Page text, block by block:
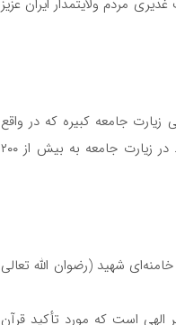
جامعه کبیره که در واقع
دوره امام شناسی است، و دوم زیارت غدیریه که در واقع دوره امیرالمؤمنین شناسی است. در زیارت جامعه به بیش از ۲۰۰
شهید (رضوان الله تعالی
شعائر الهی است که مورد تأکید قرآن